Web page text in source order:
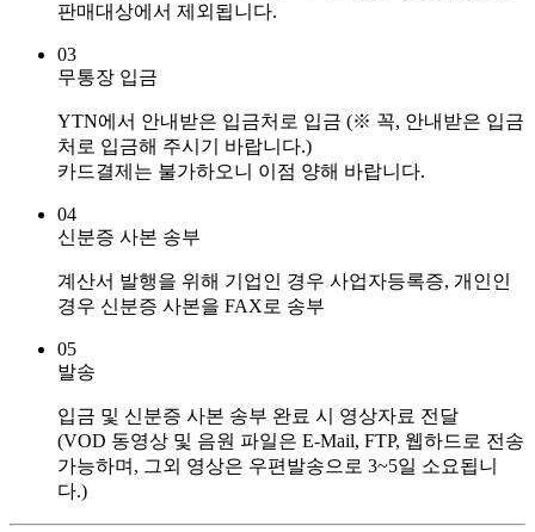
판매대상에서 제외됩니다.
03
무통장 입금
YTN에서 안내받은 입금처로 입금 (※ 꼭, 안내받은 입금
처로 입금해 주시기 바랍니다.)
카드결제는 불가하오니 이점 양해 바랍니다.
04
신분증 사본 송부
계산서 발행을 위해 기업인 경우 사업자등록증, 개인인
경우 신분증 사본을 FAX로 송부
05
발송
입금 및 신분증 사본 송부 완료 시 영상자료 전달
(VOD 동영상 및 음원 파일은 E-Mail, FTP, 웹하드로 전송
가능하며, 그외 영상은 우편발송으로 3~5일 소요됩니
다.)